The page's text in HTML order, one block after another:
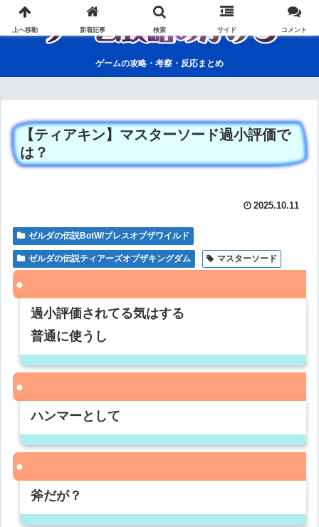
ゲームの攻略・考察・反応まとめ
【ティアキン】マスターソード過小評価で
は？
2025.10.11
ゼルダの伝説BotW/ブレスオブザワイルド
ゼルダの伝説ティアーズオブザキングダム マスターソード
過小評価されてる気はする
普通に使うし
ハンマーとして
斧だが？
上へ移動 新着記事 検索 サイド コメント